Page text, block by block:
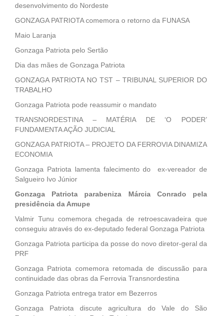
desenvolvimento do Nordeste
GONZAGA PATRIOTA comemora o retorno da FUNASA
Maio Laranja
Gonzaga Patriota pelo Sertão
Dia das mães de Gonzaga Patriota
GONZAGA PATRIOTA NO TST – TRIBUNAL SUPERIOR DO
TRABALHO
Gonzaga Patriota pode reassumir o mandato
TRANSNORDESTINA – MATÉRIA DE ‘O PODER’
FUNDAMENTA AÇÃO JUDICIAL
GONZAGA PATRIOTA – PROJETO DA FERROVIA DINAMIZA
ECONOMIA
Gonzaga Patriota lamenta falecimento do ex-vereador de
Salgueiro Ivo Júnior
Gonzaga Patriota parabeniza Márcia Conrado pela
presidência da Amupe
Valmir Tunu comemora chegada de retroescavadeira que
conseguiu através do ex-deputado federal Gonzaga Patriota
Gonzaga Patriota participa da posse do novo diretor-geral da
PRF
Gonzaga Patriota comemora retomada de discussão para
continuidade das obras da Ferrovia Transnordestina
Gonzaga Patriota entrega trator em Bezerros
Gonzaga Patriota discute agricultura do Vale do São